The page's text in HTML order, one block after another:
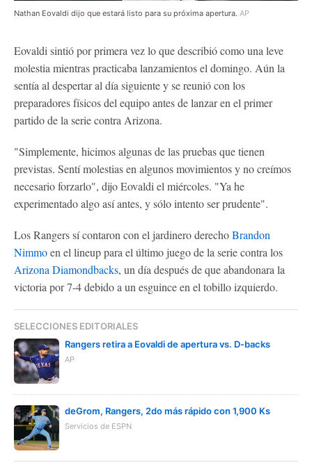
Nathan Eovaldi dijo que estará listo para su próxima apertura. AP
Eovaldi sintió por primera vez lo que describió como una leve
molestia mientras practicaba lanzamientos el domingo. Aún la
sentía al despertar al día siguiente y se reunió con los
preparadores físicos del equipo antes de lanzar en el primer
partido de la serie contra Arizona.
"Simplemente, hicimos algunas de las pruebas que tienen
previstas. Sentí molestias en algunos movimientos y no creímos
necesario forzarlo", dijo Eovaldi el miércoles. "Ya he
experimentado algo así antes, y sólo intento ser prudente".
Los Rangers sí contaron con el jardinero derechoBrandon
Nimmoen el lineup para el último juego de la serie contra los
Arizona Diamondbacks, un día después de que abandonara la
victoria por 7-4 debido a un esguince en el tobillo izquierdo.
SELECCIONES EDITORIALES
Rangers retira a Eovaldi de apertura vs. D-backs
AP
deGrom, Rangers, 2do más rápido con 1,900 Ks
Servicios de ESPN